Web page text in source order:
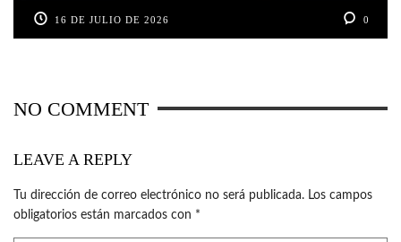
16 DE JULIO DE 2026 0
NO COMMENT
LEAVE A REPLY
Tu dirección de correo electrónico no será publicada. Los campos
obligatorios están marcados con *